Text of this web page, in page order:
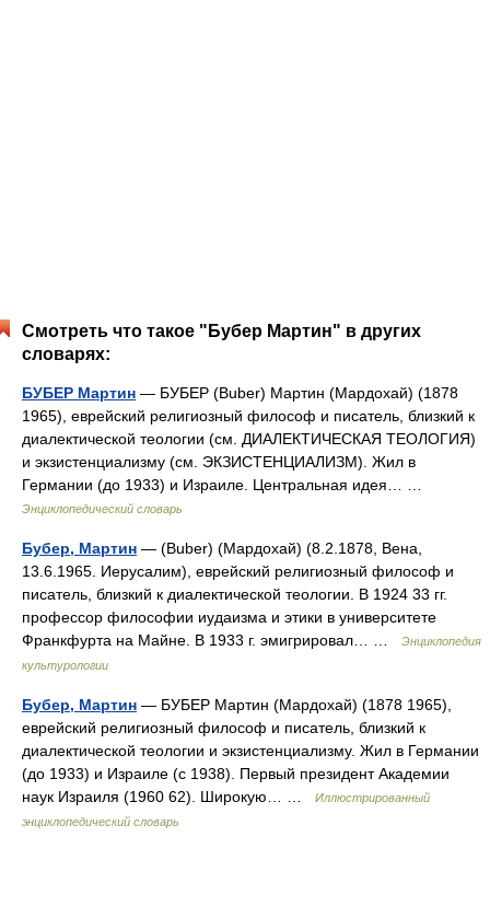
Смотреть что такое "Бубер Мартин" в других
словарях:
БУБЕР Мартин — БУБЕР (Buber) Мартин (Мардохай) (1878
1965), еврейский религиозный философ и писатель, близкий к
диалектической теологии (см. ДИАЛЕКТИЧЕСКАЯ ТЕОЛОГИЯ)
и экзистенциализму (см. ЭКЗИСТЕНЦИАЛИЗМ). Жил в
Германии (до 1933) и Израиле. Центральная идея… …
Энциклопедический словарь
Бубер, Мартин — (Buber) (Мардохай) (8.2.1878, Вена,
13.6.1965. Иерусалим), еврейский религиозный философ и
писатель, близкий к диалектической теологии. В 1924 33 гг.
профессор философии иудаизма и этики в университете
Франкфурта на Майне. В 1933 г. эмигрировал… …
Энциклопедия
культурологии
Бубер, Мартин — БУБЕР Мартин (Мардохай) (1878 1965),
еврейский религиозный философ и писатель, близкий к
диалектической теологии и экзистенциализму. Жил в Германии
(до 1933) и Израиле (с 1938). Первый президент Академии
наук Израиля (1960 62). Широкую… …
Иллюстрированный
энциклопедический словарь